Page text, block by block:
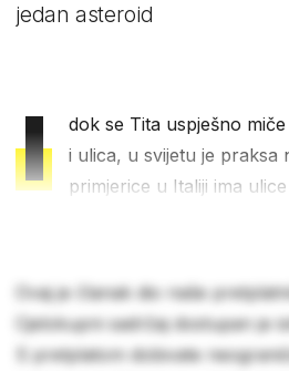
jedan asteroid
I
dok se Tita uspješno
i ulica, u svijetu je praksa
primjerice u Italiji ima
Ovaj je članak dio naše
Cjelokupni sadržaj dostupan je
S pretplatom dobivate